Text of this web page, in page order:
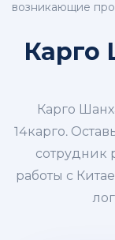
возникающие
Карго
Карго
14карго.
сотрудник
работы с